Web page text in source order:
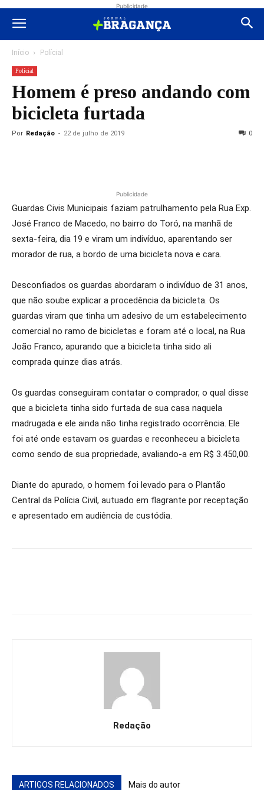
Publicidade
Início Polícial
Polícial
Homem é preso andando com
bicicleta furtada
Por Redação - 22 de julho de 2019 0
Publicidade
Guardas Civis Municipais faziam patrulhamento pela Rua Exp.
José Franco de Macedo, no bairro do Toró, na manhã de
sexta-feira, dia 19 e viram um indivíduo, aparentando ser
morador de rua, a bordo de uma bicicleta nova e cara.
Desconfiados os guardas abordaram o indivíduo de 31 anos,
que não soube explicar a procedência da bicicleta. Os
guardas viram que tinha um adesivo de um estabelecimento
comercial no ramo de bicicletas e foram até o local, na Rua
João Franco, apurando que a bicicleta tinha sido ali
comprada quinze dias atrás.
Os guardas conseguiram contatar o comprador, o qual disse
que a bicicleta tinha sido furtada de sua casa naquela
madrugada e ele ainda não tinha registrado ocorrência. Ele
foi até onde estavam os guardas e reconheceu a bicicleta
como sendo de sua propriedade, avaliando-a em R$ 3.450,00.
Diante do apurado, o homem foi levado para o Plantão
Central da Polícia Civil, autuado em flagrante por receptação
e apresentado em audiência de custódia.
Redação
ARTIGOS RELACIONADOS Mais do autor